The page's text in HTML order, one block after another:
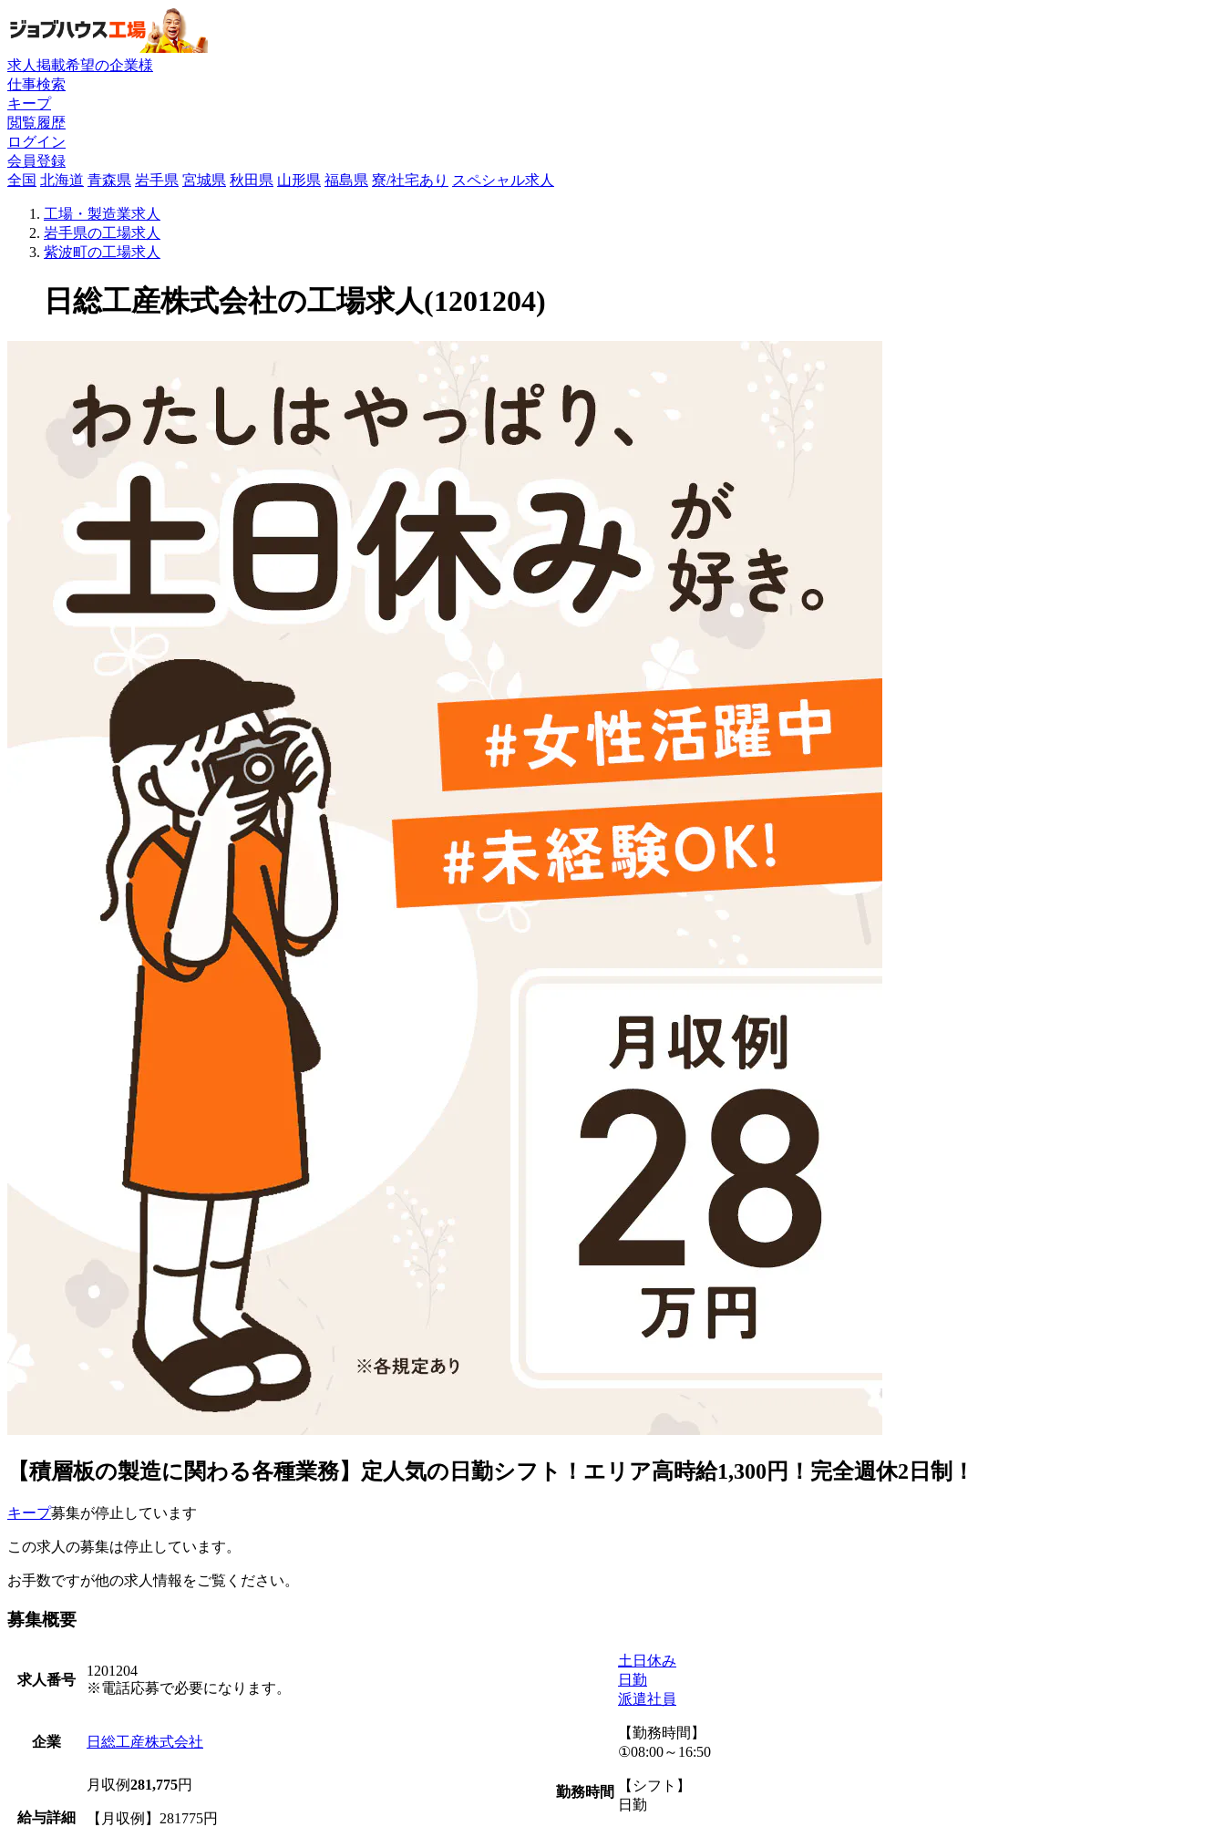
求人掲載希望の企業様
仕事検索
キープ
閲覧履歴
ログイン
会員登録
全国 北海道 青森県 岩手県 宮城県 秋田県 山形県 福島県 寮/社宅あり スペシャル求人
工場・製造業求人
岩手県の工場求人
紫波町の工場求人
日総工産株式会社の工場求人(1201204)
【積層板の製造に関わる各種業務】定人気の日勤シフト！エリア高時給1,300円！完全週休2日制！
キープ募集が停止しています
この求人の募集は停止しています。
お手数ですが他の求人情報をご覧ください。
募集概要
求人番号
1201204
※電話応募で必要になります。
企業 日総工産株式会社
給与詳細
月収例281,775円
【月収例】281775円
勤務時間
土日休み
日勤
派遣社員
【勤務時間】
①08:00～16:50
【シフト】
日勤